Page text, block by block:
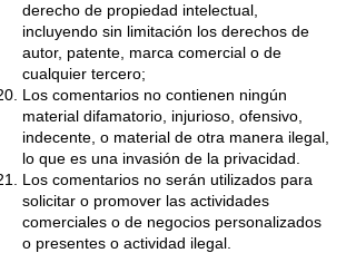
derecho de propiedad intelectual,
incluyendo sin limitación los derechos de
autor, patente, marca comercial o de
cualquier tercero;
Los comentarios no contienen ningún
material difamatorio, injurioso, ofensivo,
indecente, o material de otra manera ilegal,
lo que es una invasión de la privacidad.
Los comentarios no serán utilizados para
solicitar o promover las actividades
comerciales o de negocios personalizados
o presentes o actividad ilegal.